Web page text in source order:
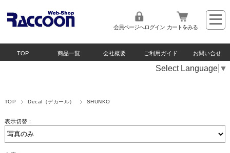
会員ページへログイン カートをみる
TOP 商品一覧 会社概要 ご利用ガイド お問い合せ
Select Language ▼
TOP Decal（デカール） SHUNKO
表示切替：